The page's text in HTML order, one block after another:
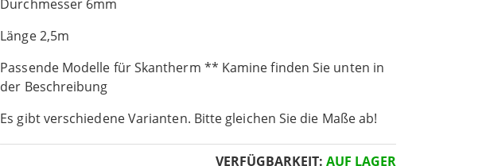
Durchmesser 6mm
Länge 2,5m
Passende Modelle für Skantherm ** Kamine finden Sie unten in
der Beschreibung
Es gibt verschiedene Varianten. Bitte gleichen Sie die Maße ab!
VERFÜGBARKEIT: AUF LAGER